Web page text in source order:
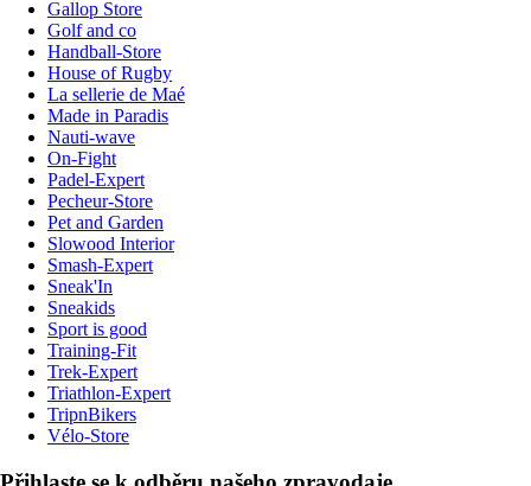
Gallop Store
Golf and co
Handball-Store
House of Rugby
La sellerie de Maé
Made in Paradis
Nauti-wave
On-Fight
Padel-Expert
Pecheur-Store
Pet and Garden
Slowood Interior
Smash-Expert
Sneak'In
Sneakids
Sport is good
Training-Fit
Trek-Expert
Triathlon-Expert
TripnBikers
Vélo-Store